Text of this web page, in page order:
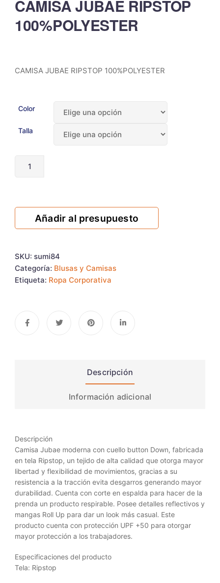
CAMISA JUBAE RIPSTOP
100%POLYESTER
CAMISA JUBAE RIPSTOP 100%POLYESTER
Color
Talla
Añadir al presupuesto
SKU: sumi84
Categoría: Blusas y Camisas
Etiqueta: Ropa Corporativa
Descripción
Información adicional
Descripción
Camisa Jubae moderna con cuello button Down, fabricada
en tela Ripstop, un tejido de alta calidad que otorga mayor
libertad y flexibilidad de movimientos, gracias a su
resistencia a la tracción evita desgarros generando mayor
durabilidad. Cuenta con corte en espalda para hacer de la
prenda un producto respirable. Posee detalles reflectivos y
mangas Roll Up para dar un look más casual. Este
producto cuenta con protección UPF +50 para otorgar
mayor protección a los trabajadores.
Especificaciones del producto
Tela: Ripstop